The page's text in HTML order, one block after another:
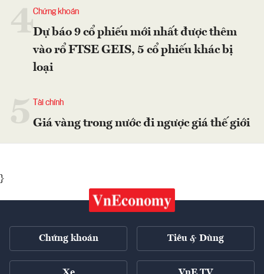
4Chứng khoán
Dự báo 9 cổ phiếu mới nhất được thêm
vào rổ FTSE GEIS, 5 cổ phiếu khác bị
loại
Tài chính
Giá vàng trong nước đi ngược giá thế giới
}
Chứng khoán Tiêu & Dùng